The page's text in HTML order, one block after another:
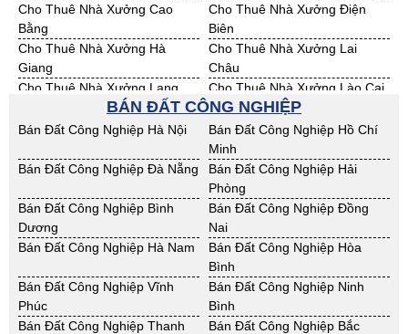
Cho Thuê Nhà Xưởng Cao
Bằng
Cho Thuê Nhà Xưởng Điện
Biên
Cho Thuê Nhà Xưởng Hà
Giang
Cho Thuê Nhà Xưởng Lai
Châu
Cho Thuê Nhà Xưởng Lạng
Cho Thuê Nhà Xưởng Lào Cai
Cho Thuê Nhà Xưởng Nam
Cho Thuê Nhà Xưởng Phú Thọ
Cho Thuê Nhà Xưởng Sơn La
Cho Thuê Nhà Xưởng Thái
Bình
Cho Thuê Nhà Xưởng Thái
Nguyên
Cho Thuê Nhà Xưởng Tuyên
Quang
Cho Thuê Nhà Xưởng Yên Bái
Cho Thuê Nhà Xưởng Thừa T.
Huế
Cho Thuê Nhà Xưởng Khánh
Hoà
Cho Thuê Nhà Xưởng Lâm
Đồng
Cho Thuê Nhà Xưởng Bình
Cho Thuê Nhà Xưởng Bình
BÁN ĐẤT CÔNG NGHIỆP
Bán Đất Công Nghiệp Hà Nội
Bán Đất Công Nghiệp Hồ Chí
Minh
Bán Đất Công Nghiệp Đà Nẵng
Bán Đất Công Nghiệp Hải
Phòng
Bán Đất Công Nghiệp Bình
Dương
Bán Đất Công Nghiệp Đồng
Nai
Bán Đất Công Nghiệp Hà Nam
Bán Đất Công Nghiệp Hòa
Bình
Bán Đất Công Nghiệp Vĩnh
Phúc
Bán Đất Công Nghiệp Ninh
Bình
Bán Đất Công Nghiệp Thanh
Bán Đất Công Nghiệp Bắc